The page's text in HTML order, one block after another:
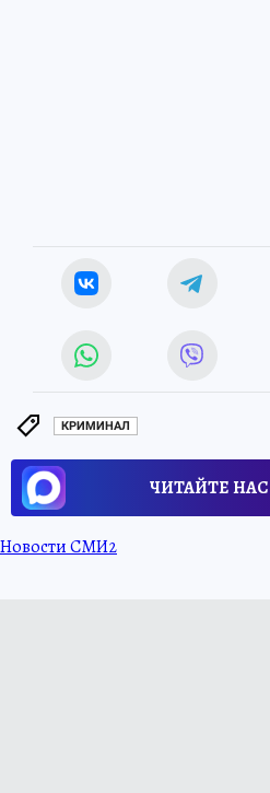
КРИМИНАЛ
ЧИТАЙТЕ
Новости СМИ2